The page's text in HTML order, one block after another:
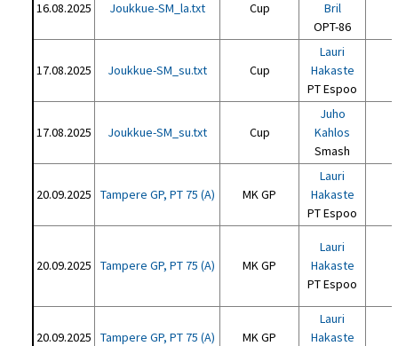
16.08.2025 Joukkue-SM_la.txt Cup
Bril
OPT-86
17.08.2025 Joukkue-SM_su.txt Cup
Lauri
Hakaste
PT Espoo
17.08.2025 Joukkue-SM_su.txt Cup
Juho
Kahlos
Smash
20.09.2025 Tampere GP, PT 75 (A) MK GP
Lauri
Hakaste
PT Espoo
20.09.2025 Tampere GP, PT 75 (A) MK GP
Lauri
Hakaste
PT Espoo
20.09.2025 Tampere GP, PT 75 (A) MK GP
Lauri
Hakaste